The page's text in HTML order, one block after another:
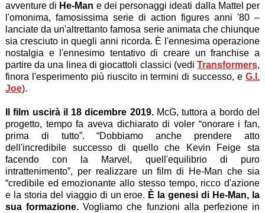
avventure di He-Man e dei personaggi ideati dalla Mattel per
l'omonima, famosissima serie di action figures anni '80 –
lanciate da un'altrettanto famosa serie animata che chiunque
sia cresciuto in quegli anni ricorda. È l'ennesima operazione
nostalgia e l'ennesimo tentativo di creare un franchise a
partire da una linea di giocattoli classici (vediTransformers,
finora l'esperimento più riuscito in termini di successo, eG.I.
Joe).
Il film uscirà il 18 dicembre 2019.McG, tuttora a bordo del
progetto, tempo fa aveva dichiarato di voler “onorare i fan,
prima di tutto”. “Dobbiamo anche prendere atto
dell'incredibile successo di quello che Kevin Feige sta
facendo con la Marvel, quell'equilibrio di puro
intrattenimento”, per realizzare un film di He-Man che sia
“credibile ed emozionante allo stesso tempo, ricco d'azione
e la storia del viaggio di un eroe. È la genesi di He-Man, la
sua formazione. Vogliamo che funzioni alla perfezione in